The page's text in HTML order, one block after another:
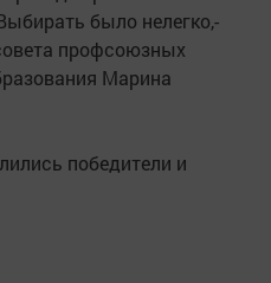
было нелегко,-
профсоюзных
Марина
победители и